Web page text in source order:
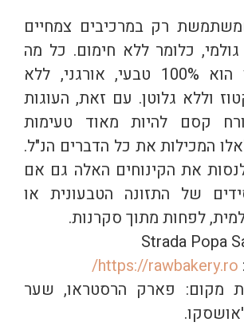
רק במרכיבים צמחיים
כלומר ללא חימום. כל מה
שתמצאו כאן הוא 100% טבעי, אורגני, ללא
וללא גלוטן. עם זאת, העוגות
קסם להיות מאוד טעימות
המכילות את כל הדברים הנ"ל.
את הקינוחים האלה גם אם
של התזונה הטבעונית או
לפחות מתוך סקרנות.
https://rawbakery.ro/
מקום: פארק הרסטראו, שער